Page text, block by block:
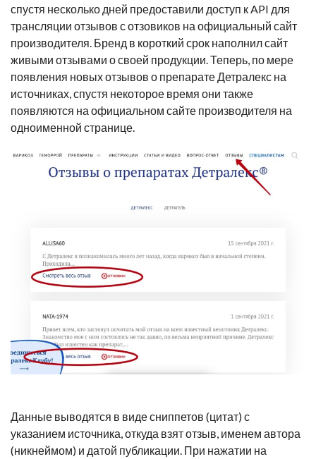
спустя несколько дней предоставили доступ к API для
трансляции отзывов с отзовиков на официальный сайт
производителя. Бренд в короткий срок наполнил сайт
живыми отзывами о своей продукции. Теперь, по мере
появления новых отзывов о препарате Детралекс на
источниках, спустя некоторое время они также
появляются на официальном сайте производителя на
одноименной странице.
Данные выводятся в виде сниппетов (цитат) с
указанием источника, откуда взят отзыв, именем автора
(никнеймом) и датой публикации. При нажатии на